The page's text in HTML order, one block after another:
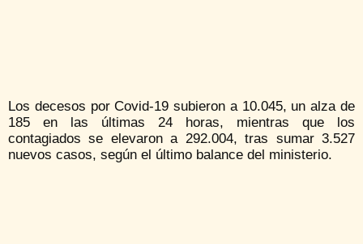
Los decesos por Covid-19 subieron a 10.045, un alza de
185 en las últimas 24 horas, mientras que los
contagiados se elevaron a 292.004, tras sumar 3.527
nuevos casos, según el último balance del ministerio.